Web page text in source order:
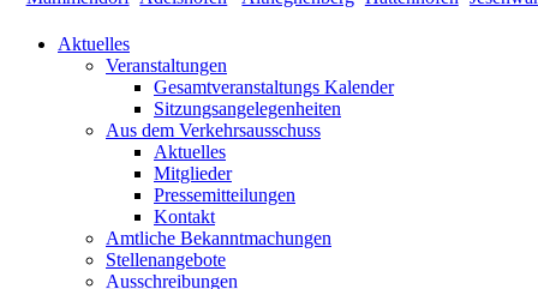
Aktuelles
Veranstaltungen
Gesamtveranstaltungs Kalender
Sitzungsangelegenheiten
Aus dem Verkehrsausschuss
Aktuelles
Mitglieder
Pressemitteilungen
Kontakt
Amtliche Bekanntmachungen
Stellenangebote
Ausschreibungen